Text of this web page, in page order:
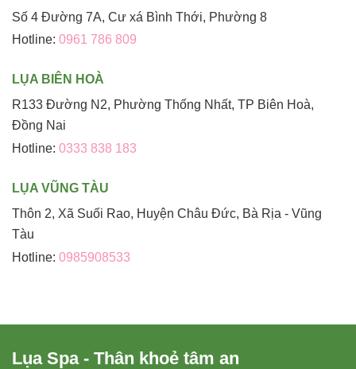
Số 4 Đường 7A, Cư xá Bình Thới, Phường 8
Hotline: 0961 786 809
LỤA BIÊN HOÀ
R133 Đường N2, Phường Thống Nhất, TP Biên Hoà,
Đồng Nai
Hotline: 0333 838 183
LỤA VŨNG TÀU
Thôn 2, Xã Suối Rao, Huyện Châu Đức, Bà Rịa - Vũng
Tàu
Hotline: 0985908533
Lụa Spa - Thân khoẻ tâm an